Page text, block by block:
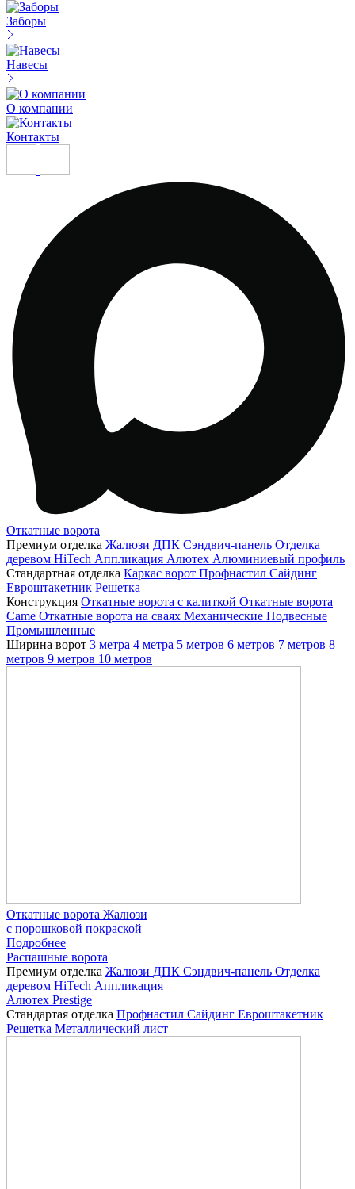
Заборы
Навесы
О компании
Контакты
Откатные ворота
Премиум отделка Жалюзи ДПК Сэндвич-панель Отделка
деревом HiTech Аппликация Алютех Алюминиевый профиль
Стандартная отделка Каркас ворот Профнастил Сайдинг
Евроштакетник Решетка
Конструкция Откатные ворота с калиткой Откатные ворота
Came Откатные ворота на сваях Механические Подвесные
Промышленные
Ширина ворот 3 метра 4 метра 5 метров 6 метров 7 метров 8
метров 9 метров 10 метров
Откатные ворота Жалюзи
с порошковой покраской
Подробнее
Распашные ворота
Премиум отделка Жалюзи ДПК Сэндвич-панель Отделка
деревом HiTech Аппликация
Алютех Prestige
Стандартая отделка Профнастил Сайдинг Евроштакетник
Решетка Металлический лист